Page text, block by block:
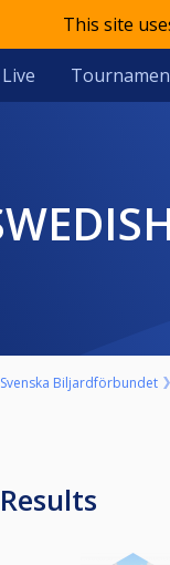
This site
Live
Svenska Biljardförbundet
Results